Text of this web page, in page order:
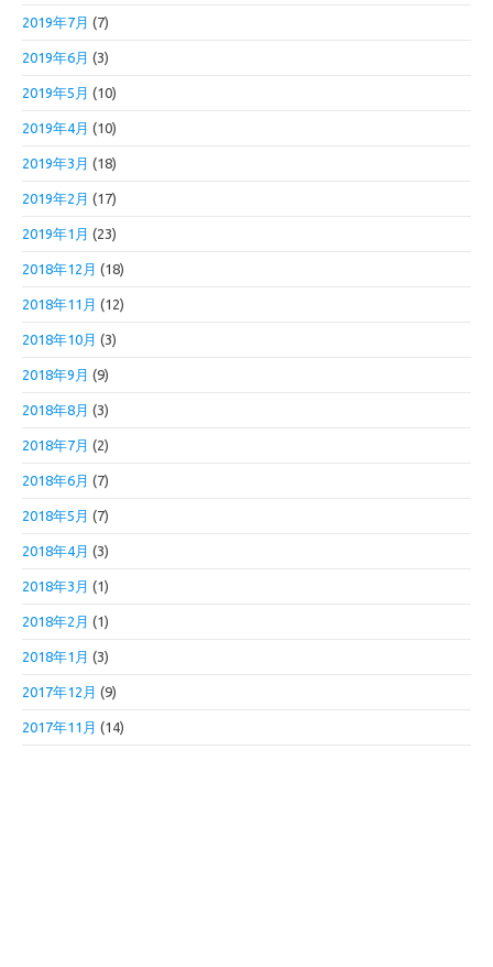
2019年7月 (7)
2019年6月 (3)
2019年5月 (10)
2019年4月 (10)
2019年3月 (18)
2019年2月 (17)
2019年1月 (23)
2018年12月 (18)
2018年11月 (12)
2018年10月 (3)
2018年9月 (9)
2018年8月 (3)
2018年7月 (2)
2018年6月 (7)
2018年5月 (7)
2018年4月 (3)
2018年3月 (1)
2018年2月 (1)
2018年1月 (3)
2017年12月 (9)
2017年11月 (14)